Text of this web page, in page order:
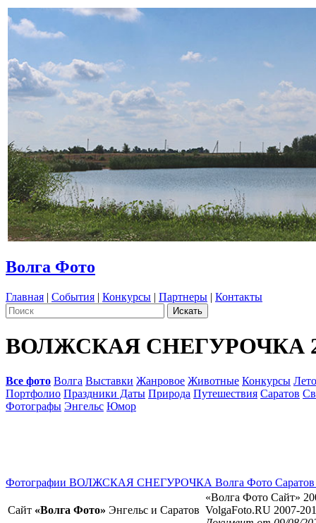
Волга Фото
Главная | События | Конкурсы | Партнеры | Контакты
ВОЛЖСКАЯ СНЕГУРОЧКА
Все фото Волга Выставки Жанровое Животные Конкурсы
Портфолио Праздники Даты Природа Путешествия Саратов
Фотографы Энгельс Юмор
Фотографии ВОЛЖСКАЯ СНЕГУРОЧКА Волга Фото Саратов
Сайт «Волга Фото» Энгельс и Саратов
«Волга Фото Сайт»
VolgaFoto.RU 2007-